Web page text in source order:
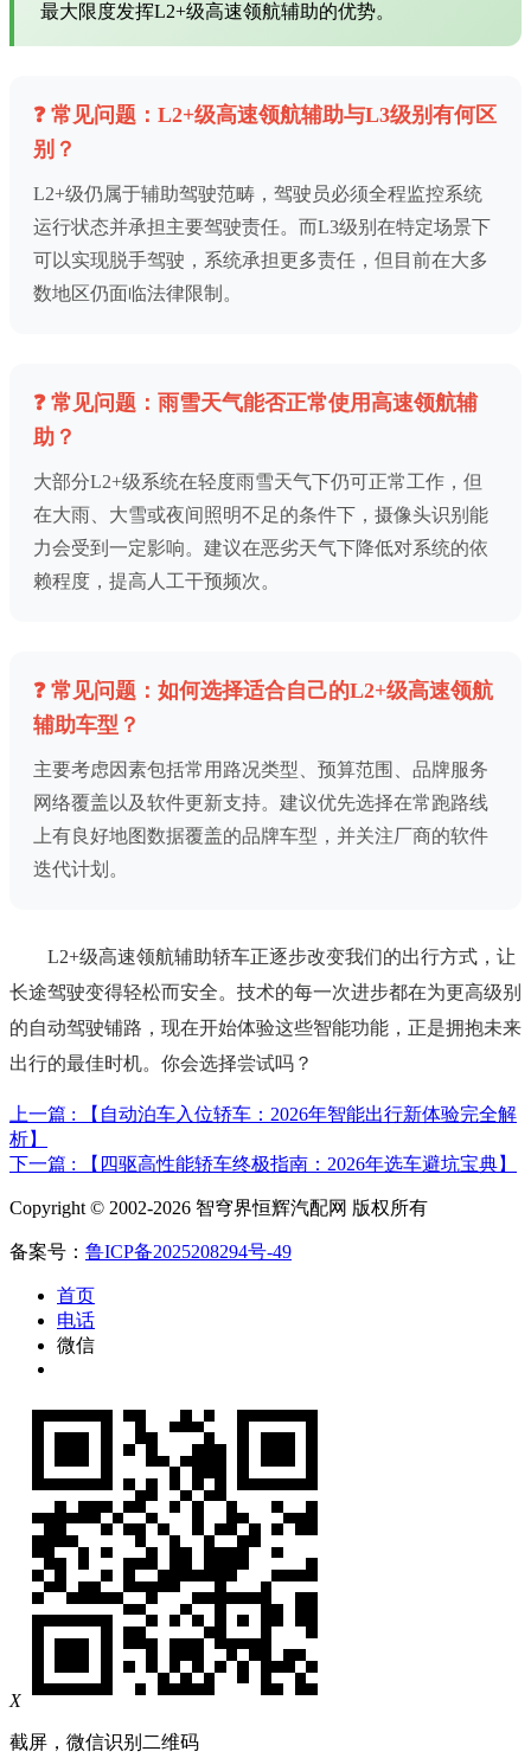
最大限度发挥L2+级高速领航辅助的优势。
❓ 常见问题：L2+级高速领航辅助与L3级别有何区
别？
L2+级仍属于辅助驾驶范畴，驾驶员必须全程监控系统
运行状态并承担主要驾驶责任。而L3级别在特定场景下
可以实现脱手驾驶，系统承担更多责任，但目前在大多
数地区仍面临法律限制。
❓ 常见问题：雨雪天气能否正常使用高速领航辅
助？
大部分L2+级系统在轻度雨雪天气下仍可正常工作，但
在大雨、大雪或夜间照明不足的条件下，摄像头识别能
力会受到一定影响。建议在恶劣天气下降低对系统的依
赖程度，提高人工干预频次。
❓ 常见问题：如何选择适合自己的L2+级高速领航
辅助车型？
主要考虑因素包括常用路况类型、预算范围、品牌服务
网络覆盖以及软件更新支持。建议优先选择在常跑路线
上有良好地图数据覆盖的品牌车型，并关注厂商的软件
迭代计划。
L2+级高速领航辅助轿车正逐步改变我们的出行方式，让
长途驾驶变得轻松而安全。技术的每一次进步都在为更高级别
的自动驾驶铺路，现在开始体验这些智能功能，正是拥抱未来
出行的最佳时机。你会选择尝试吗？
上一篇 : 【自动泊车入位轿车：2026年智能出行新体验完全解
析】
下一篇 : 【四驱高性能轿车终极指南：2026年选车避坑宝典】
Copyright © 2002-2026 智穹界恒辉汽配网 版权所有
备案号： 鲁ICP备2025208294号-49
首页
电话
微信
X
截屏，微信识别二维码